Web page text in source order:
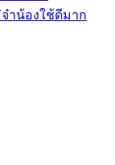
จ๋าน้องใช้ดีมาก